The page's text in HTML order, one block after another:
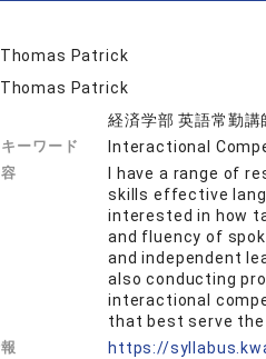
Thomas Patrick
Thomas Patrick
経済学部 英語常勤講
ーワード Interactional
I have a range of
skills effective
interested in how
and fluency of
and independent
also conducting
interactional
that best serve the
https://